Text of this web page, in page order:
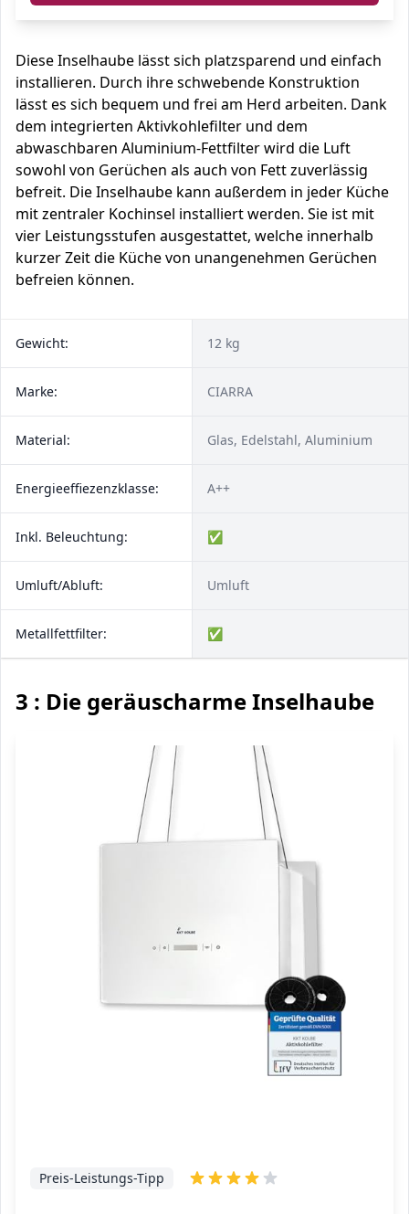
Diese Inselhaube lässt sich platzsparend und einfach
installieren. Durch ihre schwebende Konstruktion
lässt es sich bequem und frei am Herd arbeiten. Dank
dem integrierten Aktivkohlefilter und dem
abwaschbaren Aluminium-Fettfilter wird die Luft
sowohl von Gerüchen als auch von Fett zuverlässig
befreit. Die Inselhaube kann außerdem in jeder Küche
mit zentraler Kochinsel installiert werden. Sie ist mit
vier Leistungsstufen ausgestattet, welche innerhalb
kurzer Zeit die Küche von unangenehmen Gerüchen
befreien können.
Gewicht: 12 kg
Marke: CIARRA
Material: Glas, Edelstahl, Aluminium
Energieeffiezenzklasse: A++
Inkl. Beleuchtung: ✅
Umluft/Abluft: Umluft
Metallfettfilter: ✅
3 : Die geräuscharme Inselhaube
Preis-Leistungs-Tipp